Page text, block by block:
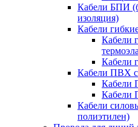
Кабели БПИ
изоляция)
Кабели
Кабели
Кабели
Кабели ПВХ
Кабели
Кабели
Кабели
полиэтилен)